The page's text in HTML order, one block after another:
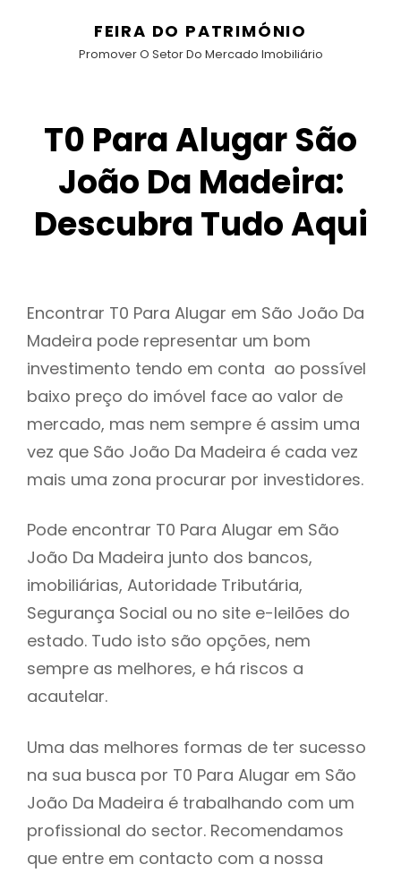
FEIRA DO PATRIMÓNIO
Promover O Setor Do Mercado Imobiliário
T0 Para Alugar São
João Da Madeira:
Descubra Tudo Aqui
Encontrar T0 Para Alugar em São João Da
Madeira pode representar um bom
investimento tendo em conta ao possível
baixo preço do imóvel face ao valor de
mercado, mas nem sempre é assim uma
vez que São João Da Madeira é cada vez
mais uma zona procurar por investidores.
Pode encontrar T0 Para Alugar em São
João Da Madeira junto dos bancos,
imobiliárias, Autoridade Tributária,
Segurança Social ou no site e-leilões do
estado. Tudo isto são opções, nem
sempre as melhores, e há riscos a
acautelar.
Uma das melhores formas de ter sucesso
na sua busca por T0 Para Alugar em São
João Da Madeira é trabalhando com um
profissional do sector. Recomendamos
que entre em contacto com a nossa